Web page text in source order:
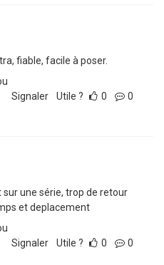
fiable, facile à poser.
Signaler Utile ? 0 0
une série, trop de retour
et deplacement
Signaler Utile ? 0 0